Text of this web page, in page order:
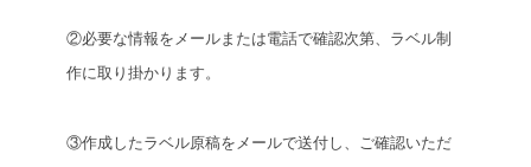
②必要な情報をメールまたは電話で確認次第、ラベル制
作に取り掛かります。
③作成したラベル原稿をメールで送付し、ご確認いただ